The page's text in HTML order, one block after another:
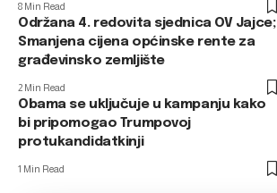
8 Min Read
Održana 4. redovita sjednica OV Jajce;
Smanjena cijena općinske rente za
građevinsko zemljište
2 Min Read
Obama se uključuje u kampanju kako
bi pripomogao Trumpovoj
protukandidatkinji
1 Min Read